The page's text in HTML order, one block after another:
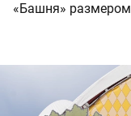
«Башня» размером